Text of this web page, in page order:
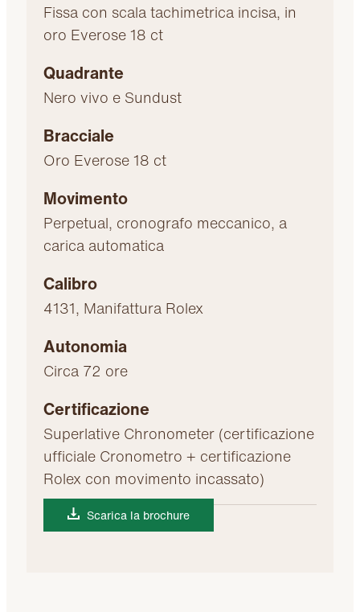
Fissa con scala tachimetrica incisa, in
oro Everose 18 ct
Quadrante
Nero vivo e Sundust
Bracciale
Oro Everose 18 ct
Movimento
Perpetual, cronografo meccanico, a
carica automatica
Calibro
4131, Manifattura Rolex
Autonomia
Circa 72 ore
Certificazione
Superlative Chronometer (certificazione
ufficiale Cronometro + certificazione
Rolex con movimento incassato)
Scarica la brochure